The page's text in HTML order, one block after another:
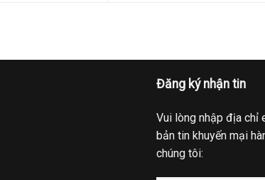
Đăng ký nhận tin
Vui lòng nhập địa chỉ
bản tin khuyến mại
chúng tôi: